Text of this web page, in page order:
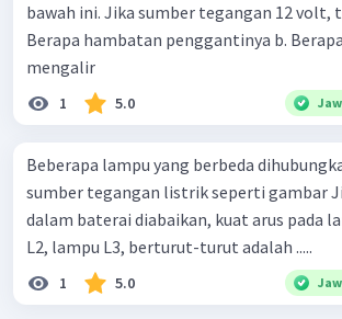
bawah ini. Jika sumber tegangan 12 volt, tentukan : a.
Berapa hambatan penggantinya b. Berapa kuat arus yang
mengalir
1 5.0
Beberapa lampu yang berbeda
sumber tegangan listrik seperti gambar Jika hambatan
dalam baterai diabaikan, kuat arus pada
L2, lampu L3, berturut-turut adalah .....
1 5.0